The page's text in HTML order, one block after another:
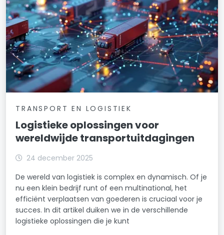
TRANSPORT EN LOGISTIEK
Logistieke oplossingen voor
wereldwijde transportuitdagingen
24 december 2025
De wereld van logistiek is complex en dynamisch. Of je
nu een klein bedrijf runt of een multinational, het
efficiënt verplaatsen van goederen is cruciaal voor je
succes. In dit artikel duiken we in de verschillende
logistieke oplossingen die je kunt